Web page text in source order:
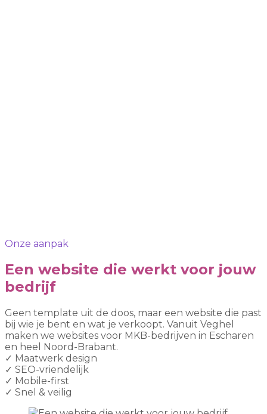
Onze aanpak
Een website die werkt voor jouw
bedrijf
Geen template uit de doos, maar een website die past
bij wie je bent en wat je verkoopt. Vanuit Veghel
maken we websites voor MKB-bedrijven in Escharen
en heel Noord-Brabant.
✓ Maatwerk design
✓ SEO-vriendelijk
✓ Mobile-first
✓ Snel & veilig